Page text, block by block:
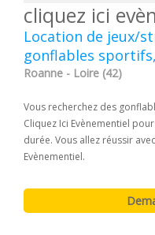
cliquez ici
Location de jeux/
gonflables
Roanne - Loire (42)
Vous recherchez des
Cliquez Ici Evènementiel
durée. Vous allez réussir
Evènementiel.